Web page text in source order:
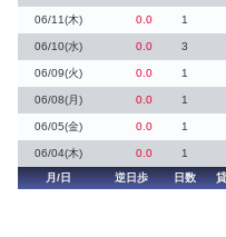
06/11(木) 0.0 1
06/10(水) 0.0 3
06/09(火) 0.0 1
06/08(月) 0.0 1
06/05(金) 0.0 1
06/04(木) 0.0 1
月/日
逆日歩 日数